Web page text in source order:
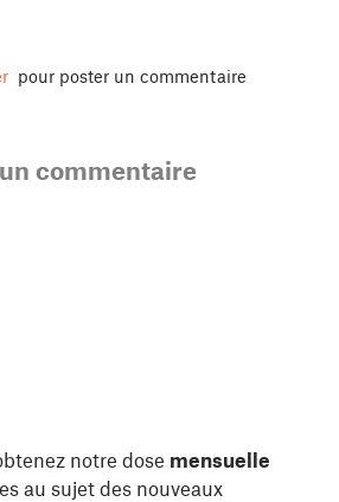
pour poster un commentaire
commentaire
notre dose mensuelle
au sujet des nouveaux